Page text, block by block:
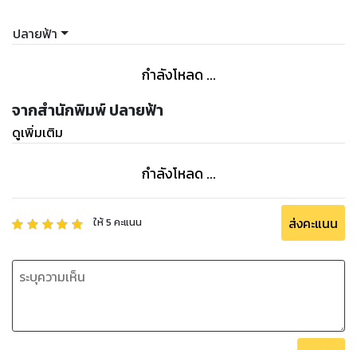
prayfa นิยายรักโรแมนติก นะคะ
ปลายฟ้า
กำลังโหลด ...
จากสำนักพิมพ์ ปลายฟ้า
ดูเพิ่มเติม
กำลังโหลด ...
ให้5 คะแนน ส่งคะแนน